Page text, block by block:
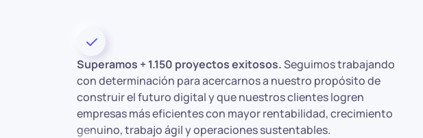
Superamos + 1.150 proyectos exitosos.Seguimos trabajando
con determinación para acercarnos a nuestro propósito de
construir el futuro digital y que nuestros clientes logren
empresas más eficientes con mayor rentabilidad, crecimiento
genuino, trabajo ágil y operaciones sustentables.